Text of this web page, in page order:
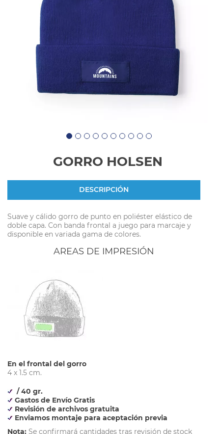
GORRO HOLSEN
DESCRIPCIÓN
Suave y cálido gorro de punto en poliéster elástico de
doble capa. Con banda frontal a juego para marcaje y
disponible en variada gama de colores.
AREAS DE IMPRESIÓN
En el frontal del gorro
4 x 1.5 cm.
/ 40 gr.
Gastos de Envío Gratis
Revisión de archivos gratuita
Enviamos montaje para aceptación previa
Nota: Se confirmará cantidades tras revisión de stock